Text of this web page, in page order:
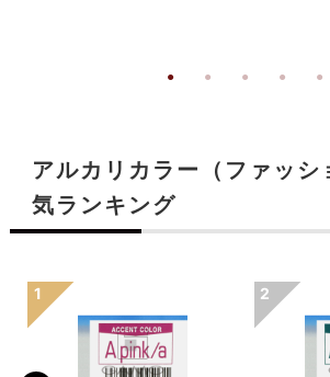
アルカリカラー（ファッシ
気ランキング